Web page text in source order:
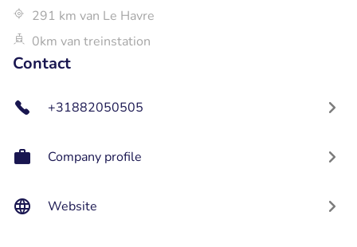
291 km van Le Havre
0km van treinstation
Contact
+31882050505
Company profile
Website